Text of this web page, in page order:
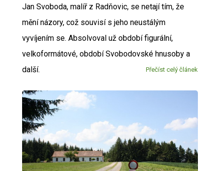
Jan Svoboda, malíř z Radňovic, se netají tím, že
mění názory, což souvisí s jeho neustálým
vyvíjením se. Absolvoval už období figurální,
velkoformátové, období Svobodovské hnusoby a
další.
Přečíst celý článek